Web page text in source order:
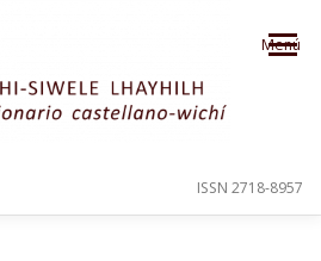
Menú
ISSN 2718-8957